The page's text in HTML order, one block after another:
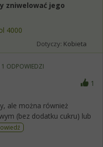
zniwelować jego
4000
Dotyczy: Kobieta
1 ODPOWIEDZI
1
ale można również
(bez dodatku cukru) lub